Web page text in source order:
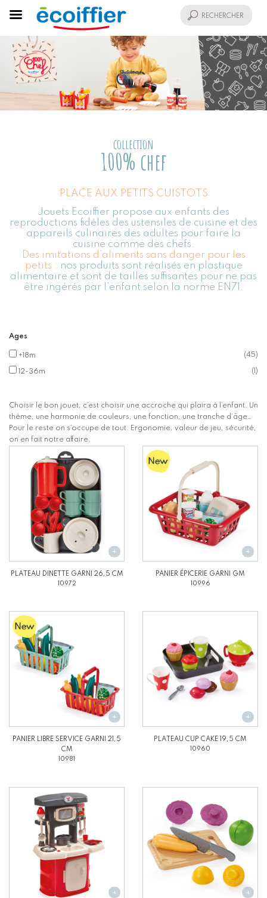
collection
100% chef
PLACE AUX PETITS CUISTOTS
Jouets Ecoiffier propose aux enfants des
reproductions fidèles des ustensiles de cuisine et des
appareils culinaires des adultes pour faire la
cuisine comme des chefs.
Des imitations d’aliments sans danger pour les
petits : nos produits sont réalisés en plastique
alimentaire et sont de tailles suffisantes pour ne pas
être ingérés par l’enfant selon la norme EN71.
Ages
+18m (45)
12-36m ( )
Choisir le bon jouet, c’est choisir une accroche qui plaira à l’enfant. Un
thème, une harmonie de couleurs, une fonction, une tranche d’âge…
Pour le reste on s’occupe de tout. Ergonomie, valeur de jeu, sécurité,
on en fait notre affaire.
PLATEAU DINETTE GARNI 26,5 CM
10972
PANIER ÉPICERIE GARNI GM
10996
PANIER LIBRE SERVICE GARNI 21,5
CM
10981
PLATEAU CUP CAKE 19,5 CM
10960